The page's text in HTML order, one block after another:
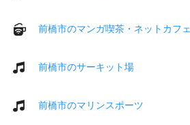
前橋市のマンガ喫茶・ネットカフェ
前橋市のサーキット場
前橋市のマリンスポーツ